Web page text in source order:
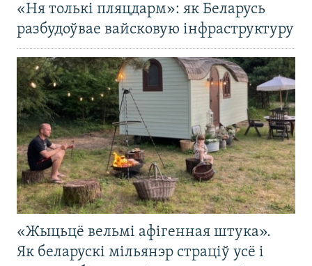
«Ня толькі пляцдарм»: як Беларусь
разбудоўвае вайсковую інфраструктуру
«Жыцьцё вельмі афігенная штука».
Як беларускі мільянэр страціў усё і